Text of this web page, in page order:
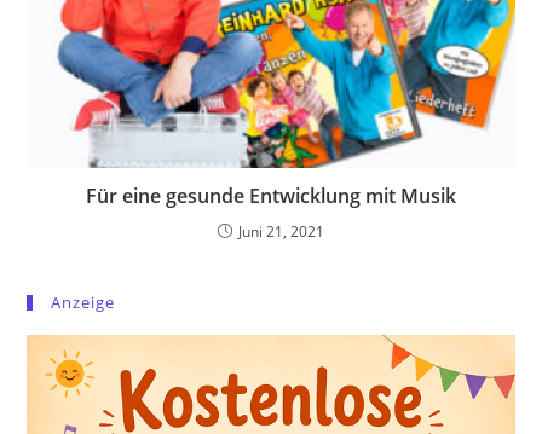
Für eine gesunde Entwicklung mit Musik
Juni 21, 2021
Anzeige